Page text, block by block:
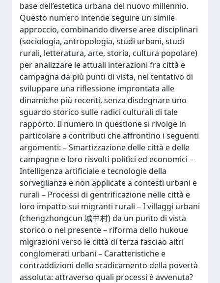
base dell’estetica urbana del nuovo millennio.
Questo numero intende seguire un simile
approccio, combinando diverse aree disciplinari
(sociologia, antropologia, studi urbani, studi
rurali, letteratura, arte, storia, cultura popolare)
per analizzare le attuali interazioni fra città e
campagna da più punti di vista, nel tentativo di
sviluppare una riflessione improntata alle
dinamiche più recenti, senza disdegnare uno
sguardo storico sulle radici culturali di tale
rapporto. Il numero in questione si rivolge in
particolare a contributi che affrontino i seguenti
argomenti: – Smartizzazione delle città e delle
campagne e loro risvolti politici ed economici –
Intelligenza artificiale e tecnologie della
sorveglianza e non applicate a contesti urbani e
rurali – Processi di gentrificazione nelle città e
loro impatto sui migranti rurali – I villaggi urbani
(chengzhongcun 城中村) da un punto di vista
storico o nel presente – riforma dello hukoue
migrazioni verso le città di terza fasciao altri
conglomerati urbani – Caratteristiche e
contraddizioni dello sradicamento della povertà
assoluta: attraverso quali processi è avvenuta?